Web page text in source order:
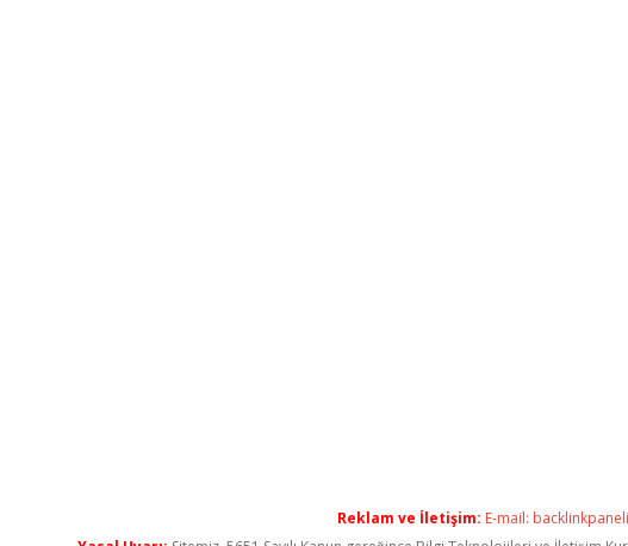
Reklam ve İletişim: E-mail: